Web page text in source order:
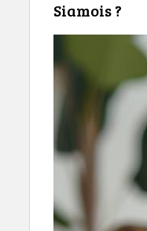
Siamois ?